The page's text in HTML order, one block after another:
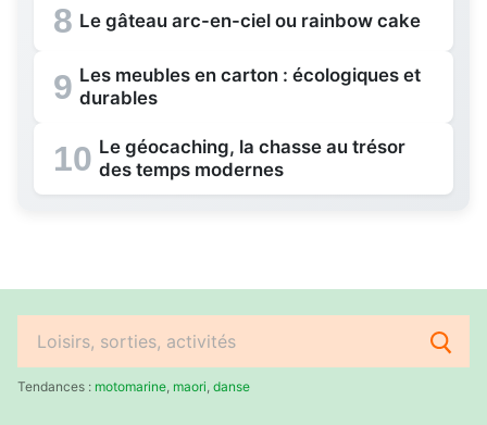
8 Le gâteau arc-en-ciel ou rainbow cake
9 Les meubles en carton : écologiques et
durables
10 Le géocaching, la chasse au trésor
des temps modernes
Rechercher
:Tendances : motomarine, maori, danse